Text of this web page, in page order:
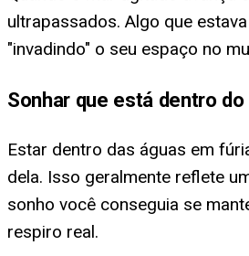
ultrapassados. Algo que
"invadindo" o seu espaço no
Sonhar que está dentro
Estar dentro das águas em
dela. Isso geralmente reflete
sonho você conseguia se
respiro real.